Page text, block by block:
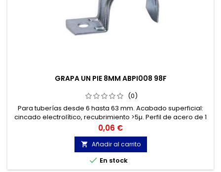
GRAPA UN PIE 8MM ABPI008 98F
(0)
Para tuberías desde 6 hasta 63 mm. Acabado superficial:
cincado electrolítico, recubrimiento >5µ. Perfil de acero de 1
a 1,4 mm de espesor, en función del modelo. Indicado para
cables y tubos de acero y PVC. Facilidad y rapidez de
montaje.
Precio
0,06 €
 Añadir al carrito
 En stock